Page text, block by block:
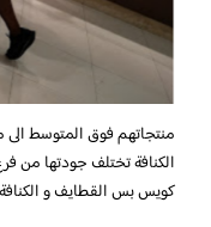
منتجاتهم فوق المتوسط الى
الكنافة تختلف جودتها من
كويس بس القطايف و